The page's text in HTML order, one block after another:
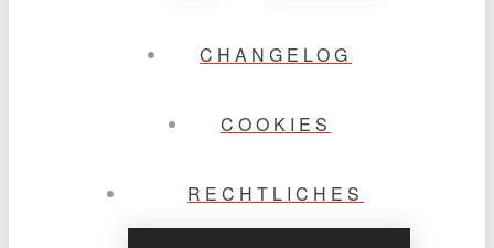
CHANGELOG
COOKIES
RECHTLICHES